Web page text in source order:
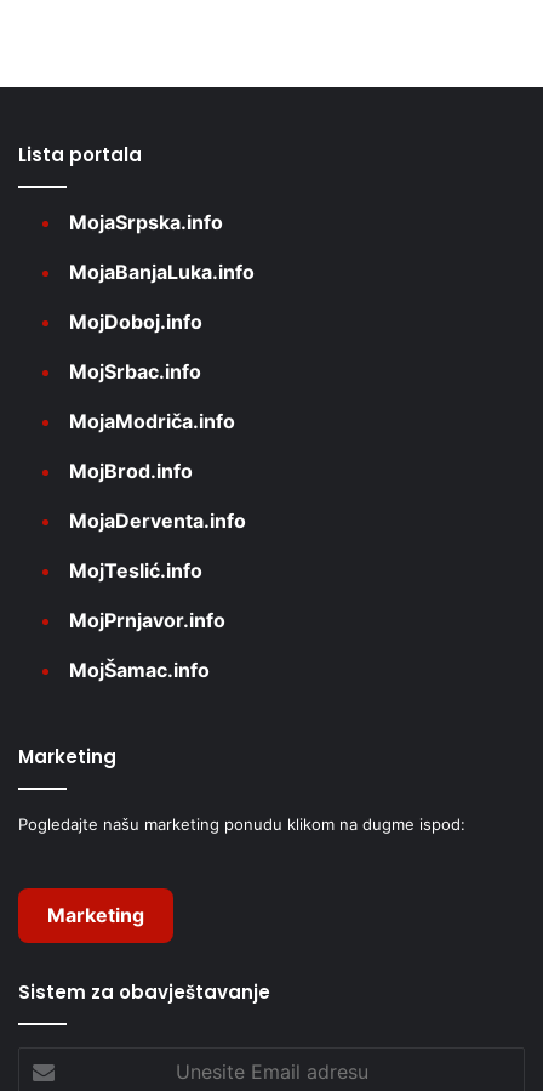
Lista portala
MojaSrpska.info
MojaBanjaLuka.info
MojDoboj.info
MojSrbac.info
MojaModriča.info
MojBrod.info
MojaDerventa.info
MojTeslić.info
MojPrnjavor.info
MojŠamac.info
Marketing
Pogledajte našu marketing ponudu klikom na dugme ispod:
Marketing
Sistem za obavještavanje
Email